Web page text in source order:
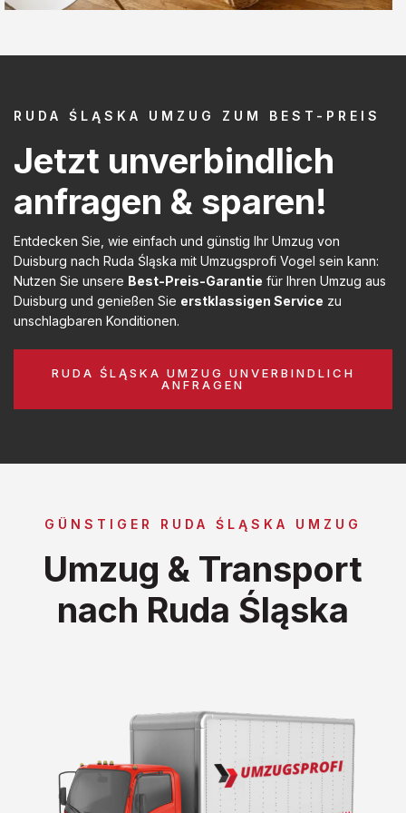
RUDA ŚLĄSKA UMZUG ZUM BEST-PREIS
Jetzt unverbindlich
anfragen & sparen!
Entdecken Sie, wie einfach und günstig Ihr Umzug von
Duisburg nach Ruda Śląska mit Umzugsprofi Vogel sein kann:
Nutzen Sie unsere Best-Preis-Garantie für Ihren Umzug aus
Duisburg und genießen Sie erstklassigen Service zu
unschlagbaren Konditionen.
RUDA ŚLĄSKA UMZUG UNVERBINDLICH
ANFRAGEN
GÜNSTIGER RUDA ŚLĄSKA UMZUG
Umzug & Transport
nach Ruda Śląska